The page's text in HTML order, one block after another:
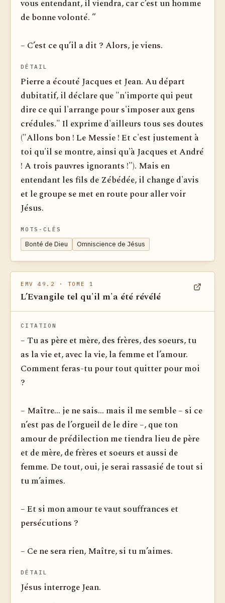
vous entendant, il viendra, car c’est un homme
de bonne volonté. ”
– C’est ce qu’il a dit ? Alors, je viens.
DÉTAIL
Pierre a écouté Jacques et Jean. Au départ
dubitatif, il déclare que "n'importe qui peut
dire ce qui l'arrange pour s'imposer aux gens
crédules." Il exprime d'ailleurs tous ses doutes
("Allons bon ! Le Messie ! Et c'est justement à
toi qu'il se montre, ainsi qu'à Jacques et André
! A trois pauvres ignorants !"). Mais en
entendant les fils de Zébédée, il change d'avis
et le groupe se met en route pour aller voir
Jésus.
MOTS-CLÉS
Bonté de Dieu Omniscience de Jésus
EMV 49.2 · TOME 1
L’Evangile tel qu'il m'a été révélé
CITATION
– Tu as père et mère, des frères, des soeurs, tu
as la vie et, avec la vie, la femme et l’amour.
Comment feras-tu pour tout quitter pour moi
?
– Maître... je ne sais... mais il me semble – si ce
n’est pas de l’orgueil de le dire –­, que ton
amour de prédilection me tiendra lieu de père
et de mère, de frères et soeurs et aussi de
femme. De tout, oui, je serai rassasié de tout si
tu m’aimes.
– Et si mon amour te vaut souffrances et
persécutions ?
– Ce ne sera rien, Maître, si tu m’aimes.
DÉTAIL
Jésus interroge Jean.